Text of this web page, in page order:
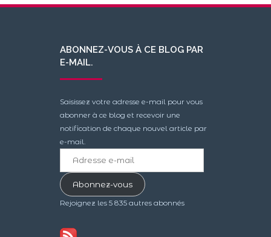
ABONNEZ-VOUS À CE BLOG PAR
E-MAIL.
Saisissez votre adresse e-mail pour vous
abonner à ce blog et recevoir une
notification de chaque nouvel article par
e-mail.
mailAbonnez-vous
Rejoignez les 5 835 autres abonnés